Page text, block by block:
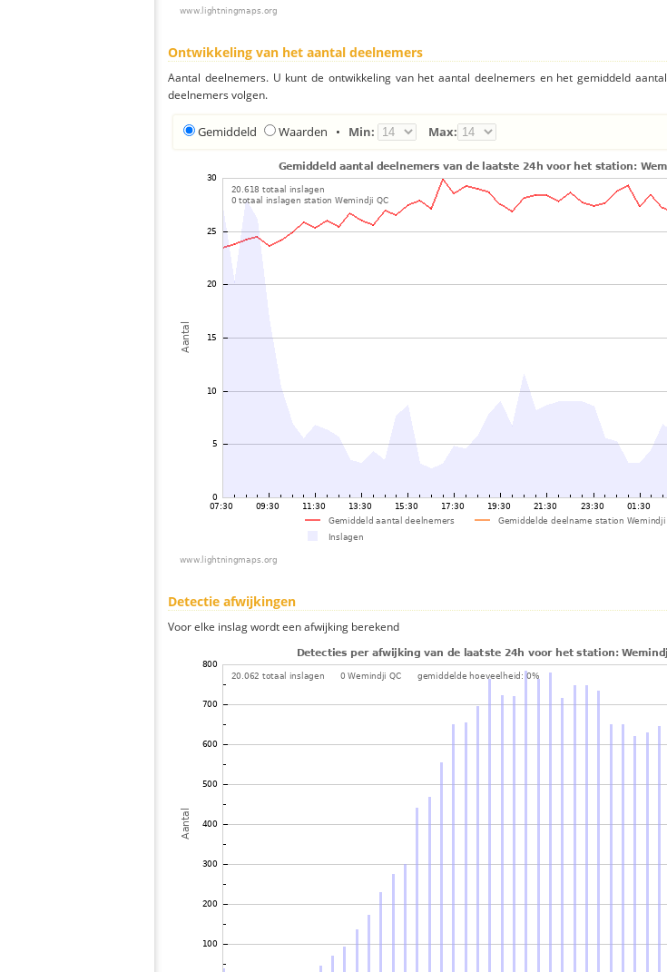
Ontwikkeling van het aantal deelnemers
Aantal deelnemers. U kunt de ontwikkeling van het aantal deelnemers en het gemiddeld aantal
deelnemers volgen.
Gemiddeld Waarden • Min: Max:
Detectie afwijkingen
Voor elke inslag wordt een afwijking berekend